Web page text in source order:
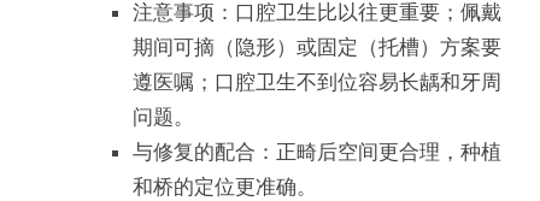
注意事项：口腔卫生比以往更重要；佩戴
期间可摘（隐形）或固定（托槽）方案要
遵医嘱；口腔卫生不到位容易长龋和牙周
问题。
与修复的配合：正畸后空间更合理，种植
和桥的定位更准确。